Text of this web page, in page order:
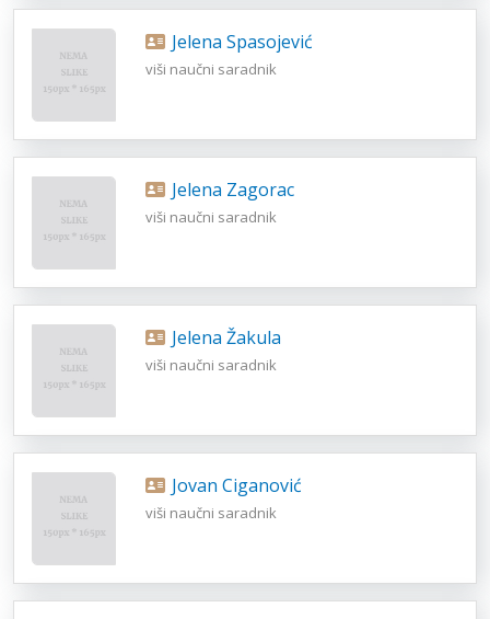
Jelena Spasojević
viši naučni saradnik
Jelena Zagorac
viši naučni saradnik
Jelena Žakula
viši naučni saradnik
Jovan Ciganović
viši naučni saradnik